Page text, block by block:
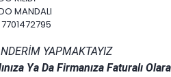
MANDALI
YAPMAKTAYIZ
Ya Da Firmanıza Faturalı